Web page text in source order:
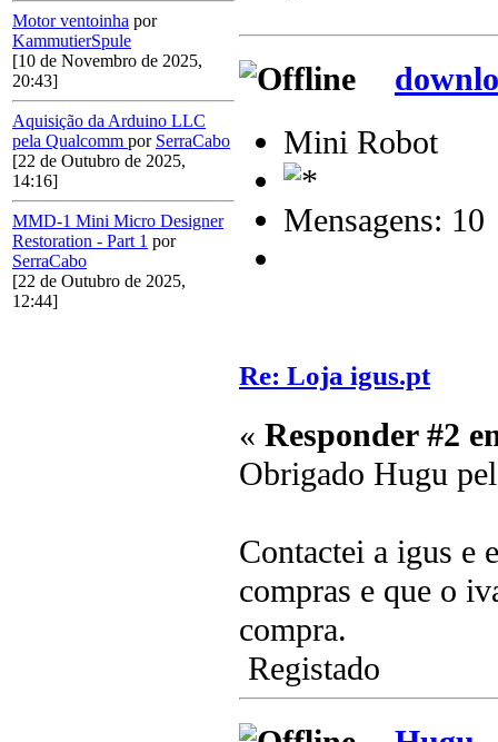
Motor ventoinha por
KammutierSpule
[10 de Novembro de 2025,
20:43]
Aquisição da Arduino LLC
pela Qualcomm por SerraCabo
[22 de Outubro de 2025,
14:16]
MMD-1 Mini Micro Designer
Restoration - Part 1 por
SerraCabo
[22 de Outubro de 2025,
12:44]
Mini Robot
Mensagens: 10
Re: Loja igus.pt
« Responder #2
Obrigado Hugu
Contactei a igus e
compras e que o
compra.
Registado